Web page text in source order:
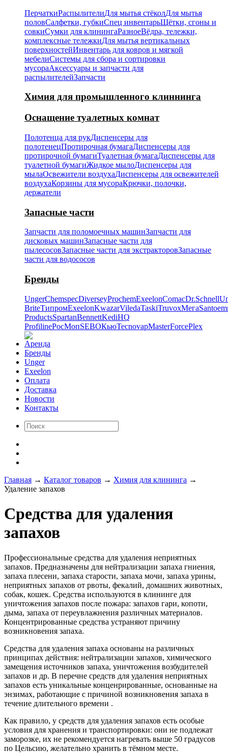
ПерчаткиРаспылителиДля мытья стёколДля мытья
половСалфетки, губкиСпец инвентарьЩётки, сгоны и
совкиСумки для клинингаРазноеВёдра, тележки,
комплексные тележкиДля мытья вертикальных
поверхностейИнвентарь для ковров и мягкой
мебелиСистемы для сбора и сортировки
мусораАксессуары и запчасти для
распылителейЗапчасти
Химия для промышленного клиннинга
Оснащение туалетных комнат
Полотенца для рукДиспенсеры для
полотенецПротирочная бумагаДиспенсеры для
протирочной бумагиТуалетная бумагаДиспенсеры для
туалетной бумагиЖидкое мылоДиспенсеры для
мылаОсвежители воздухаДиспенсеры для освежителей
воздухаКорзины для мусораКрючки, полочки,
держатели
Запасные части
Запчасти для поломоечных машинЗапчасти для
дисковых машинЗапасные части для
пылесосовЗапасные части для экстракторовЗапасные
части для водососов
Бренды
UngerChemspecDiverseyProchemExeelonComacDr.Schnell
BriteТипромExeelonKwazarViledaTaskiTruvoxМега
ProductsSpartanBennettKediHQ
ProfilineРосМопSEBOКьюTecnovapMasterForcePlex
Аренда
Бренды
Unger
Exeelon
Оплата
Доставка
Новости
Контакты
Главная → Каталог товаров → Химия для клининга →
Удаление запахов
Средства для удаления
запахов
Профессиональные средства для удаления неприятных
запахов. Предназначены для нейтрализации запаха гниения,
запаха плесени, запаха старости, запаха мочи, запаха урины,
неприятных запахов от рвоты, фекалий, домашних животных,
собак, кошек. Средства используются в клининге для
уничтожения запахов после пожара: запахов гари, копоти,
дыма, запаха от переувлажнения различных материалов.
Концентрированные средства устраняют причину
возникновения запаха.
Средства для удаления запаха основаны на различных
принципах действия: нейтрализации запахов, химического
замещения источников запаха, уничтожения возбудителей
запахов и др. В перечне средств для удаления неприятных
запахов есть уникальные конценрированные, основанные на
энзимах, работающие с причиной возникновения запаха в
течение длительного времени .
Как правило, у средств для удаления запахов есть особые
условия для хранения и транспортировки: они не подлежат
заморозке, их не рекомендуется нагревать выше 50 градусов
по Цельсию, желательно хранить в тёмном месте.